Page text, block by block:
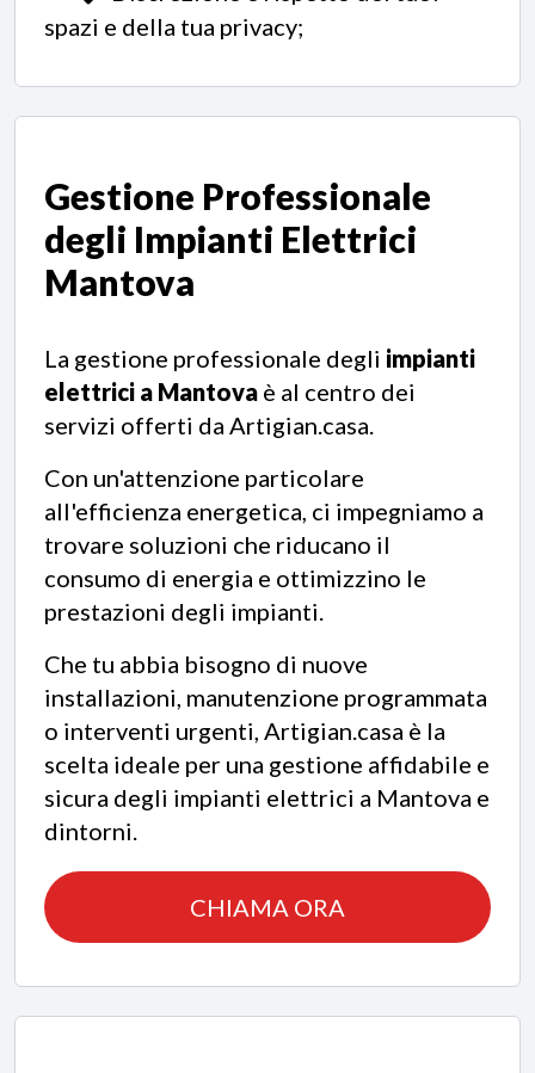
spazi e della tua privacy;
Gestione Professionale
degli Impianti Elettrici
Mantova
La gestione professionale degli impianti
elettrici a Mantova è al centro dei
servizi offerti da Artigian.casa.
Con un'attenzione particolare
all'efficienza energetica, ci impegniamo a
trovare soluzioni che riducano il
consumo di energia e ottimizzino le
prestazioni degli impianti.
Che tu abbia bisogno di nuove
installazioni, manutenzione programmata
o interventi urgenti, Artigian.casa è la
scelta ideale per una gestione affidabile e
sicura degli impianti elettrici a Mantova e
dintorni.
CHIAMA ORA